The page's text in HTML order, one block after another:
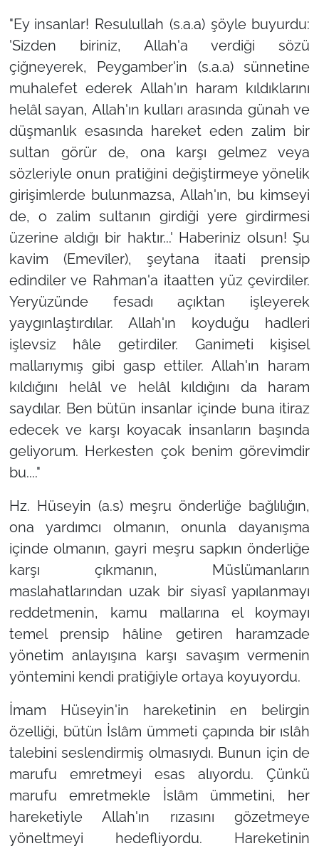
"Ey insanlar! Resulullah (s.a.a) şöyle buyurdu:
'Sizden biriniz, Allah'a verdiği sözü
çiğneyerek, Peygamber'in (s.a.a) sünnetine
muhalefet ederek Allah'ın haram kıldıklarını
helâl sayan, Allah'ın kulları arasında günah ve
düşmanlık esasında hareket eden zalim bir
sultan görür de, ona karşı gelmez veya
sözleriyle onun pratiğini değiştirmeye yönelik
girişimlerde bulunmazsa, Allah'ın, bu kimseyi
de, o zalim sultanın girdiği yere girdirmesi
üzerine aldığı bir haktır...' Haberiniz olsun! Şu
kavim (Emevîler), şeytana itaati prensip
edindiler ve Rahman'a itaatten yüz çevirdiler.
Yeryüzünde fesadı açıktan işleyerek
yaygınlaştırdılar. Allah'ın koyduğu hadleri
işlevsiz hâle getirdiler. Ganimeti kişisel
mallarıymış gibi gasp ettiler. Allah'ın haram
kıldığını helâl ve helâl kıldığını da haram
saydılar. Ben bütün insanlar içinde buna itiraz
edecek ve karşı koyacak insanların başında
geliyorum. Herkesten çok benim görevimdir
bu...."
Hz. Hüseyin (a.s) meşru önderliğe bağlılığın,
ona yardımcı olmanın, onunla dayanışma
içinde olmanın, gayri meşru sapkın önderliğe
karşı çıkmanın, Müslümanların
maslahatlarından uzak bir siyasî yapılanmayı
reddetmenin, kamu mallarına el koymayı
temel prensip hâline getiren haramzade
yönetim anlayışına karşı savaşım vermenin
yöntemini kendi pratiğiyle ortaya koyuyordu.
İmam Hüseyin'in hareketinin en belirgin
özelliği, bütün İslâm ümmeti çapında bir ıslâh
talebini seslendirmiş olmasıydı. Bunun için de
marufu emretmeyi esas alıyordu. Çünkü
marufu emretmekle İslâm ümmetini, her
hareketiyle Allah'ın rızasını gözetmeye
yöneltmeyi hedefliyordu. Hareketinin